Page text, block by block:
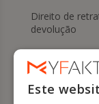
Direito de
devolução
Ajuda
Este